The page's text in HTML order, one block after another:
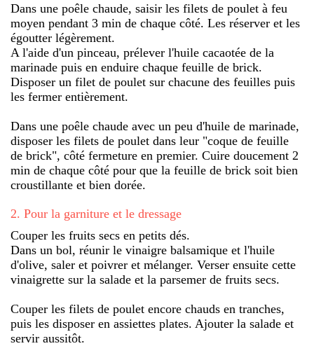
Dans une poêle chaude, saisir les filets de poulet à feu
moyen pendant 3 min de chaque côté. Les réserver et les
égoutter légèrement.
A l'aide d'un pinceau, prélever l'huile cacaotée de la
marinade puis en enduire chaque feuille de brick.
Disposer un filet de poulet sur chacune des feuilles puis
les fermer entièrement.
Dans une poêle chaude avec un peu d'huile de marinade,
disposer les filets de poulet dans leur "coque de feuille
de brick", côté fermeture en premier. Cuire doucement 2
min de chaque côté pour que la feuille de brick soit bien
croustillante et bien dorée.
2. Pour la garniture et le dressage
Couper les fruits secs en petits dés.
Dans un bol, réunir le vinaigre balsamique et l'huile
d'olive, saler et poivrer et mélanger. Verser ensuite cette
vinaigrette sur la salade et la parsemer de fruits secs.
Couper les filets de poulet encore chauds en tranches,
puis les disposer en assiettes plates. Ajouter la salade et
servir aussitôt.